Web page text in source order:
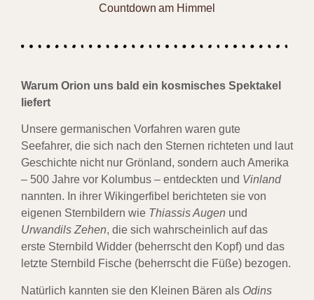
Countdown am Himmel
Warum Orion uns bald ein kosmisches Spektakel
liefert
Unsere germanischen Vorfahren waren gute
Seefahrer, die sich nach den Sternen richteten und laut
Geschichte nicht nur Grönland, sondern auch Amerika
– 500 Jahre vor Kolumbus – entdeckten und Vinland
nannten. In ihrer Wikingerfibel berichteten sie von
eigenen Sternbildern wie Thiassis Augen und
Urwandils Zehen, die sich wahrscheinlich auf das
erste Sternbild Widder (beherrscht den Kopf) und das
letzte Sternbild Fische (beherrscht die Füße) bezogen.
Natürlich kannten sie den Kleinen Bären als Odins